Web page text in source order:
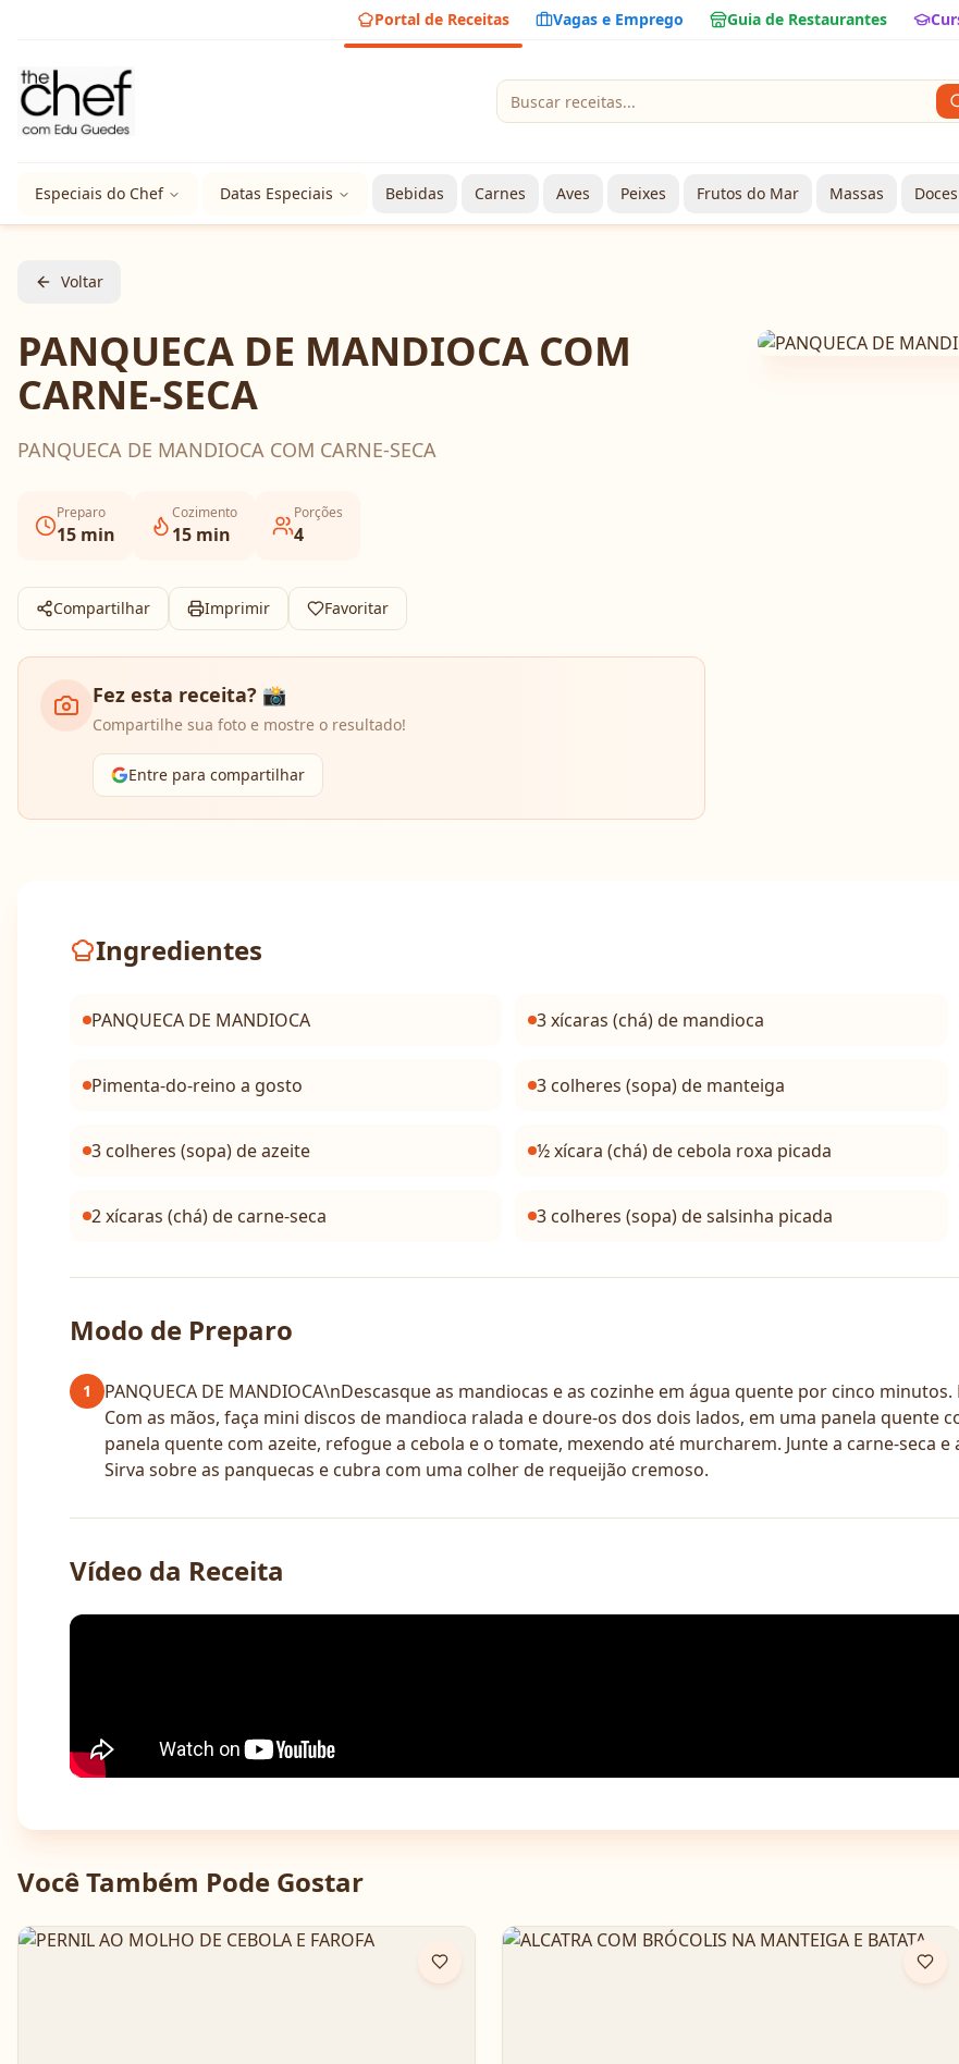
Portal de Receitas Vagas e Emprego Guia de Restaurantes
Especiais do Chef Datas Especiais Bebidas Carnes Aves Peixes Frutos do Mar Massas Doces
Voltar
PANQUECA DE MANDIOCA COM
CARNE-SECA
PANQUECA DE MANDIOCA COM CARNE-SECA
Preparo
15 min
Cozimento
15 min
Porções
4
Compartilhar Imprimir Favoritar
Fez esta receita? 📸
Compartilhe sua foto e mostre o resultado!
Entre para compartilhar
Ingredientes
PANQUECA DE MANDIOCA 3 xícaras (chá) de mandioca
Pimenta-do-reino a gosto 3 colheres (sopa) de manteiga
3 colheres (sopa) de azeite ½ xícara (chá) de cebola roxa picada
2 xícaras (chá) de carne-seca 3 colheres (sopa) de salsinha picada
Modo de Preparo
1
PANQUECA DE MANDIOCA\nDescasque as mandiocas e as cozinhe em água quente por cinco
Com as mãos, faça mini discos de mandioca ralada e doure-os dos dois lados, em uma panela quente
panela quente com azeite, refogue a cebola e o tomate, mexendo até murcharem. Junte a carne-seca
Sirva sobre as panquecas e cubra com uma colher de requeijão cremoso.
Vídeo da Receita
Você Também Pode Gostar